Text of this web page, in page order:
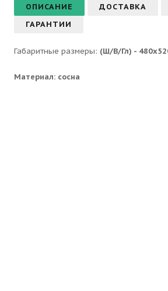
ОПИСАНИЕ ДОСТАВКА
ГАРАНТИИ
Габаритные размеры: (Ш/В/Гл) -
Материал: сосна